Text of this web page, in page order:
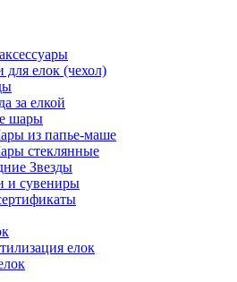
для елок (чехол)
за елкой
шары
из папье-маше
стеклянные
Звезды
и сувениры
елок